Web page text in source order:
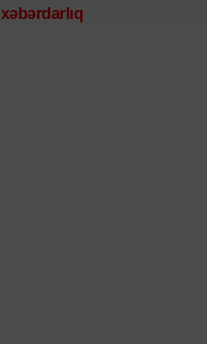
xəbərdarlıq